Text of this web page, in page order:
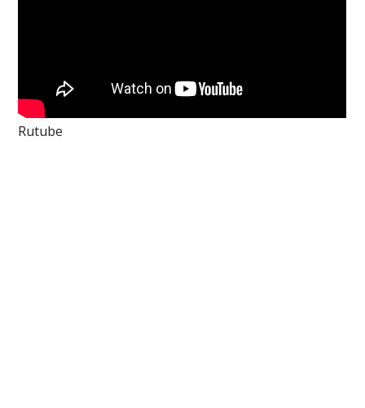
Rutube